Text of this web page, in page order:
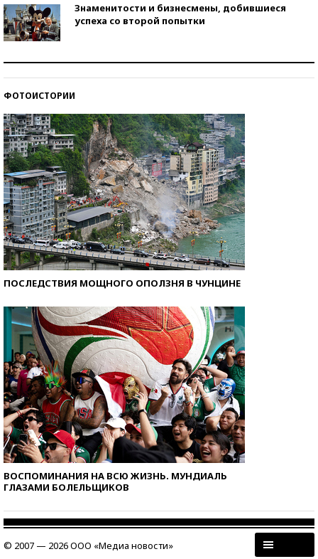
Знаменитости и бизнесмены, добившиеся
успеха со второй попытки
ФОТОИСТОРИИ
ПОСЛЕДСТВИЯ МОЩНОГО ОПОЛЗНЯ В ЧУНЦИНЕ
ВОСПОМИНАНИЯ НА ВСЮ ЖИЗНЬ. МУНДИАЛЬ
ГЛАЗАМИ БОЛЕЛЬЩИКОВ
© 2007 — 2026 ООО «Медиа новости»